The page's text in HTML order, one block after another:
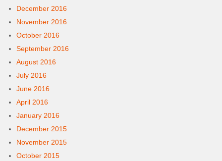
December 2016
November 2016
October 2016
September 2016
August 2016
July 2016
June 2016
April 2016
January 2016
December 2015
November 2015
October 2015